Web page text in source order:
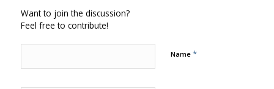
Want to join the discussion?
Feel free to contribute!
Name *